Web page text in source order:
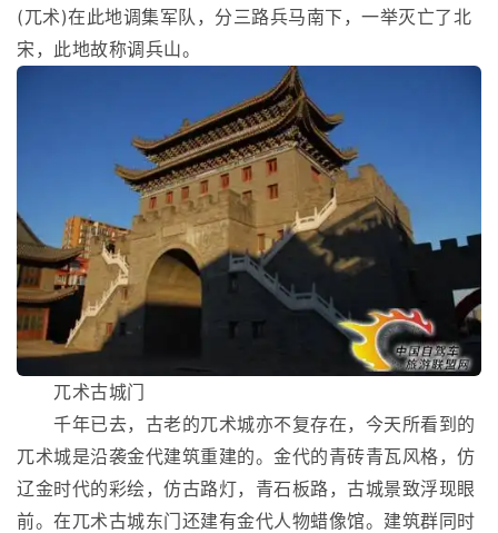
(兀术)在此地调集军队，分三路兵马南下，一举灭亡了北
宋，此地故称调兵山。
兀术古城门
千年已去，古老的兀术城亦不复存在，今天所看到的
兀术城是沿袭金代建筑重建的。金代的青砖青瓦风格，仿
辽金时代的彩绘，仿古路灯，青石板路，古城景致浮现眼
前。在兀术古城东门还建有金代人物蜡像馆。建筑群同时